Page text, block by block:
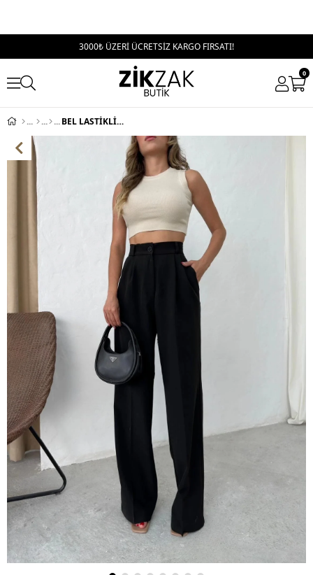
3000₺ ÜZERİ ÜCRETSİZ KARGO FIRSATI!
0
BEL LASTİKLİ TEK DÜĞME PALAZZO PANTOLON SİYAH